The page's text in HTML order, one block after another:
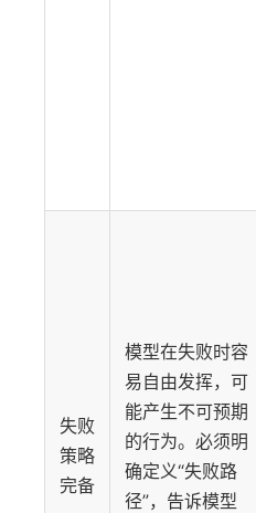
失败
策略
完备
模型在失败时容
易自由发挥，可
能产生不可预期
的行为。必须明
确定义“失败路
径”，告诉模型